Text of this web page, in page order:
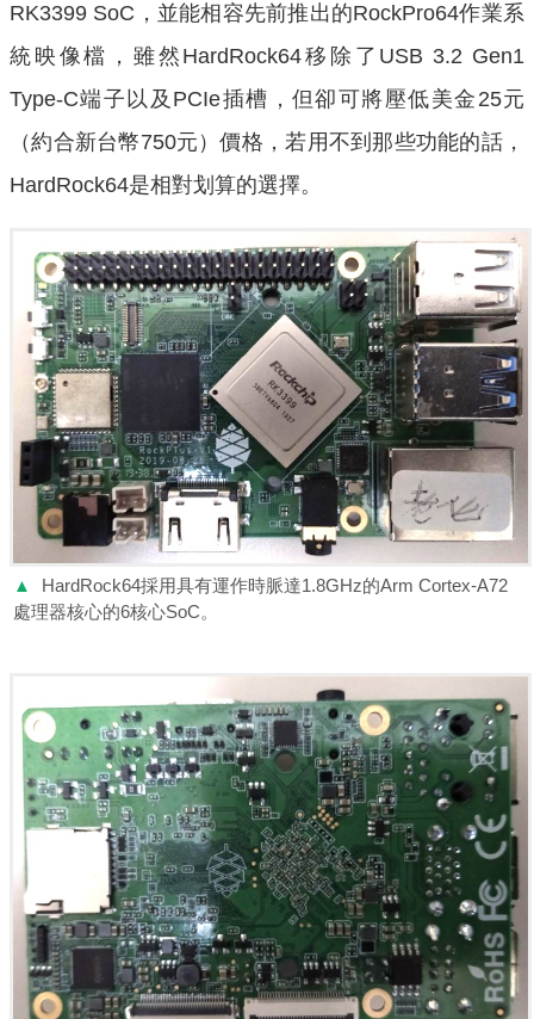
RK3399 SoC，並能相容先前推出的RockPro64作業系
統映像檔，雖然HardRock64移除了USB 3.2 Gen1
Type-C端子以及PCIe插槽，但卻可將壓低美金25元
（約合新台幣750元）價格，若用不到那些功能的話，
HardRock64是相對划算的選擇。
▲
HardRock64採用具有運作時脈達1.8GHz的Arm Cortex-A72
處理器核心的6核心SoC。